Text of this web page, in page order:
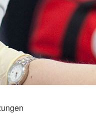
Spenden